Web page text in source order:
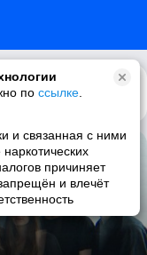
по ссылке
и связанная с ними
причиняет
и влечёт